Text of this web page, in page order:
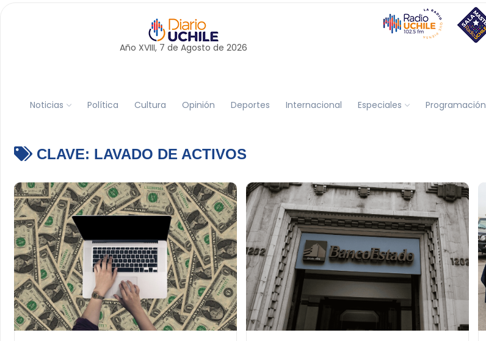
Año XVIII, 7 de Agosto de 2026
Noticias Política Cultura Opinión Deportes Internacional Especiales Programación
CLAVE: LAVADO DE ACTIVOS